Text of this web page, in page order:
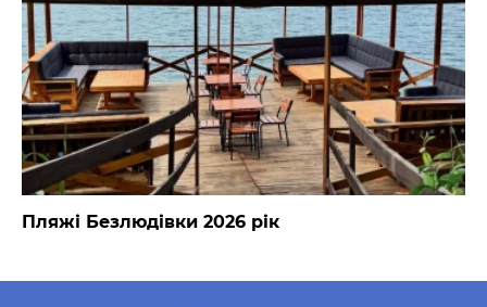
Пляжі Безлюдівки 2026 рік